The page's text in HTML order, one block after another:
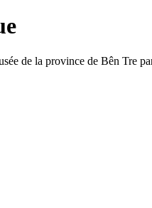
de la province de Bên Tre